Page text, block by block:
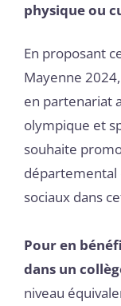
physique ou
En proposant
Mayenne
en partenariat
olympique et
souhaite
départemental
sociaux dans
Pour en
dans un
niveau